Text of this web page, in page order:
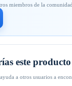
miembros de la
este producto
a otros usuarios a